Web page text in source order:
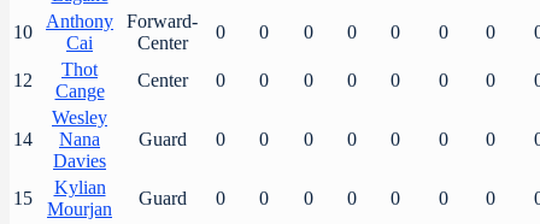
10
Anthony
Cai
Forward-
Center
0 0 0 0 0 0 0
12
Thot
Cange
Center 0 0 0 0 0 0 0
14
Wesley
Nana
Davies
Guard 0 0 0 0 0 0 0
15
Kylian
Mourjan
Guard 0 0 0 0 0 0 0